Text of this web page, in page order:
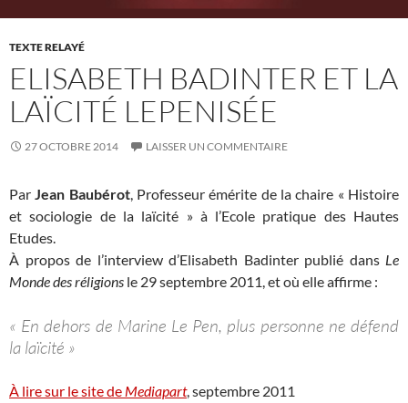
TEXTE RELAYÉ
ELISABETH BADINTER ET LA
LAÏCITÉ LEPENISÉE
27 OCTOBRE 2014 LAISSER UN COMMENTAIRE
ParJean Baubérot, Professeur émérite de la chaire « Histoire
et sociologie de la laïcité » à l’Ecole pratique des Hautes
Etudes.
À propos de l’interview d’Elisabeth Badinter publié dans Le
Monde des réligions le 29 septembre 2011, et où elle affirme :
« En dehors de Marine Le Pen, plus personne ne défend
la laïcité »
À lire sur le site de Mediapart, septembre 2011